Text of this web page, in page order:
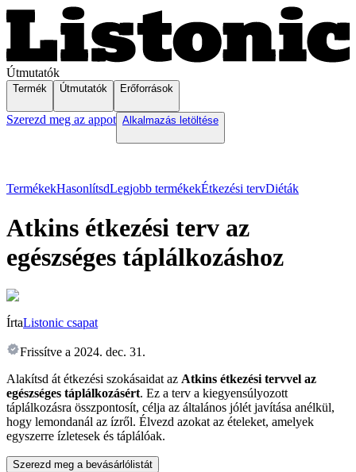
Útmutatók
Termék Útmutatók Erőforrások
Szerezd meg az appot Alkalmazás letöltése
TermékekHasonlítsdLegjobb termékekÉtkezési tervDiéták
Atkins étkezési terv az
egészséges táplálkozáshoz
ÍrtaListonic csapat
Frissítve a 2024. dec. 31.
Alakítsd át étkezési szokásaidat az Atkins étkezési tervvel az
egészséges táplálkozásért. Ez a terv a kiegyensúlyozott
táplálkozásra összpontosít, célja az általános jólét javítása anélkül,
hogy lemondanál az ízről. Élvezd azokat az ételeket, amelyek
egyszerre ízletesek és táplálóak.
Szerezd meg a bevásárlólistát